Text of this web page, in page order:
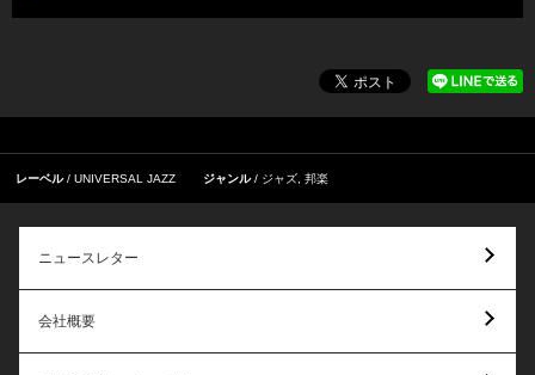
レーベル UNIVERSAL JAZZ ジャンル ジャズ, 邦楽
ニュースレター
会社概要